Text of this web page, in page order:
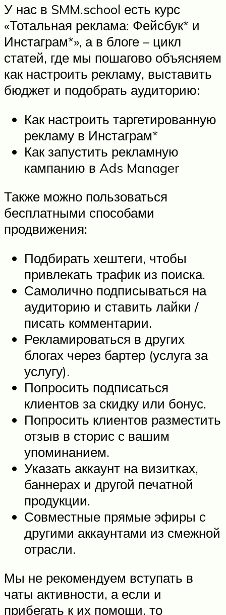
У нас в SMM.school есть курс
«Тотальная реклама: Фейсбук* и
Инстаграм*», а в блоге – цикл
статей, где мы пошагово объясняем
как настроить рекламу, выставить
бюджет и подобрать аудиторию:
Как настроить таргетированную
рекламу в Инстаграм*
Как запустить рекламную
кампанию в Ads Manager
Также можно пользоваться
бесплатными способами
продвижения:
Подбирать хештеги, чтобы
привлекать трафик из поиска.
Самолично подписываться на
аудиторию и ставить лайки /
писать комментарии.
Рекламироваться в других
блогах через бартер (услуга за
услугу).
Попросить подписаться
клиентов за скидку или бонус.
Попросить клиентов разместить
отзыв в сторис с вашим
упоминанием.
Указать аккаунт на визитках,
баннерах и другой печатной
продукции.
Совместные прямые эфиры с
другими аккаунтами из смежной
отрасли.
Мы не рекомендуем вступать в
чаты активности, а если и
прибегать к их помощи, то